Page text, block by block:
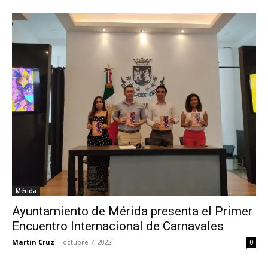
Mérida
Ayuntamiento de Mérida presenta el Primer
Encuentro Internacional de Carnavales
Martin Cruz - octubre 7, 2022 0